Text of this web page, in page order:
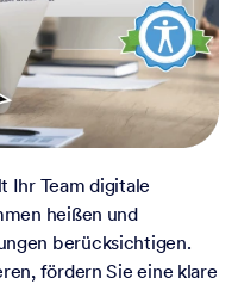
Team digitale
heißen und
berücksichtigen.
fördern Sie eine klare